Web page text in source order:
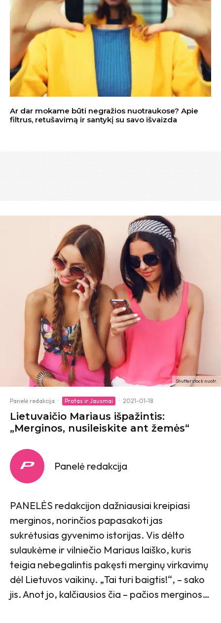
Ar dar mokame būti negražios nuotraukose? Apie
filtrus, retušavimą ir santykį su savo išvaizda
Shutterstock nuotr.
Panelė redakcija · Protas ir Jausmai · 2021-01-18
Lietuvaičio Mariaus išpažintis:
„Merginos, nusileiskite ant žemės“
Panelė redakcija
PANELĖS redakcijon dažniausiai kreipiasi
merginos, norinčios papasakoti jas
sukrėtusias gyvenimo istorijas. Vis dėlto
sulaukėme ir vilniečio Mariaus laiško, kuris
teigia nebegalintis pakęsti merginų virkavimų
dėl Lietuvos vaikinų. „Tai turi baigtis!“, – sako
jis. Anot jo, kalčiausios čia – pačios merginos…